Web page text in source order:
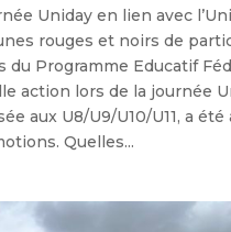
Uniday en lien avec
rouges et noirs de
du Programme Educatif
action lors de la journée
aux U8/U9/U10/U11, a
Quelles...